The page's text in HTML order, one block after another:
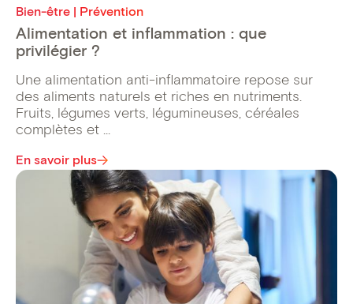
Bien-être | Prévention
Alimentation et inflammation : que
privilégier ?
Une alimentation anti-inflammatoire repose sur
des aliments naturels et riches en nutriments.
Fruits, légumes verts, légumineuses, céréales
complètes et ...
En savoir plus